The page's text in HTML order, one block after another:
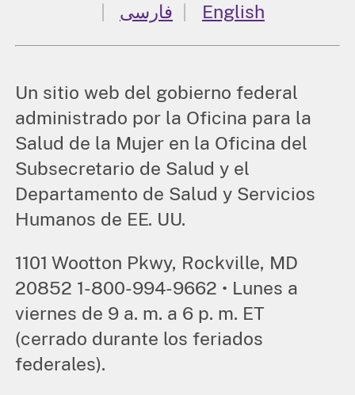
فارسی
English
Un sitio web del gobierno federal
administrado por la Oficina para la
Salud de la Mujer en la Oficina del
Subsecretario de Salud y el
Departamento de Salud y Servicios
Humanos de EE. UU.
1101 Wootton Pkwy, Rockville, MD
20852 1-800-994-9662 • Lunes a
viernes de 9 a. m. a 6 p. m. ET
(cerrado durante los feriados
federales).